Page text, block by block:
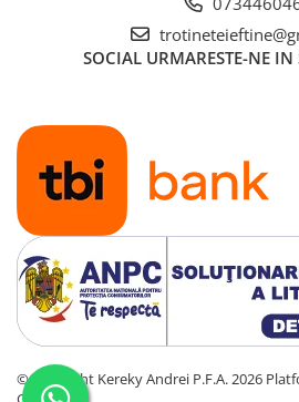
SOCIAL URMARESTE-NE
©Copyright Kereky Andrei P.F.A. 2026